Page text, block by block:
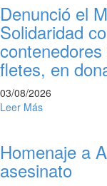
Denunció el
Solidaridad
fletes, en
03/08/2026
Leer Más
Homenaje a
asesinato